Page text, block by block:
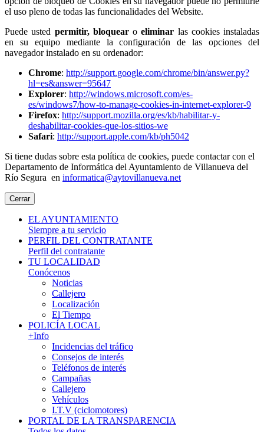
el uso pleno de todas las funcionalidades del Website.
Puede usted permitir, bloquearoeliminar las cookies instaladas
en su equipo mediante la configuración de las opciones del
navegador instalado en su ordenador:
Chrome: http://support.google.com/chrome/bin/answer.py?
hl=es&answer=95647
Explorer: http://windows.microsoft.com/es-
es/windows7/how-to-manage-cookies-in-internet-explorer-9
Firefox: http://support.mozilla.org/es/kb/habilitar-y-
deshabilitar-cookies-que-los-sitios-we
Safari: http://support.apple.com/kb/ph5042
Si tiene dudas sobre esta política de cookies, puede contactar con el
Departamento de Informática del Ayuntamiento de Villanueva del
Río Segura en informatica@aytovillanueva.net
Cerrar
EL AYUNTAMIENTO
Siempre a tu servicio
PERFIL DEL CONTRATANTE
Perfil del contratante
TU LOCALIDAD
Conócenos
Noticias
Callejero
Localización
El Tiempo
POLICÍA LOCAL
+Info
Incidencias del tráfico
Consejos de interés
Teléfonos de interés
Campañas
Callejero
Vehículos
I.T.V (ciclomotores)
PORTAL DE LA TRANSPARENCIA